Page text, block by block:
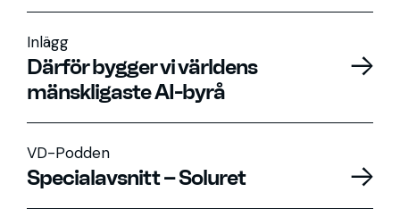
Inlägg
Därför bygger vi världens
mänskligaste AI-byrå
VD-Podden
Specialavsnitt – Soluret